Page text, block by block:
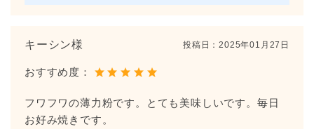
キーシン様 投稿日：2025年01月27日
おすすめ度：
フワフワの薄力粉です。とても美味しいです。毎日
お好み焼きです。